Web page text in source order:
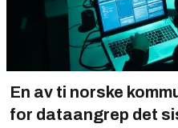
En av ti norske
for dataangrep det